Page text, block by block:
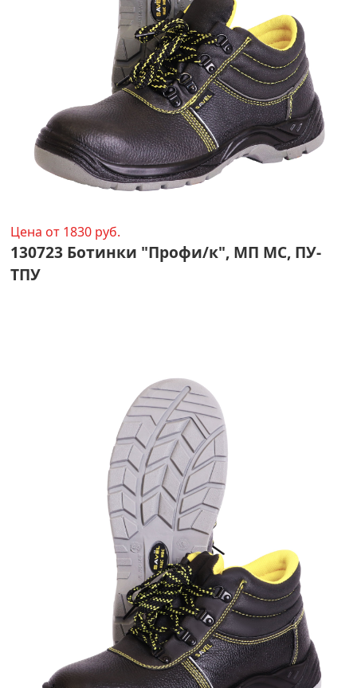
Цена от 1830 руб.
130723 Ботинки "Профи/к", МП МС, ПУ-
ТПУ